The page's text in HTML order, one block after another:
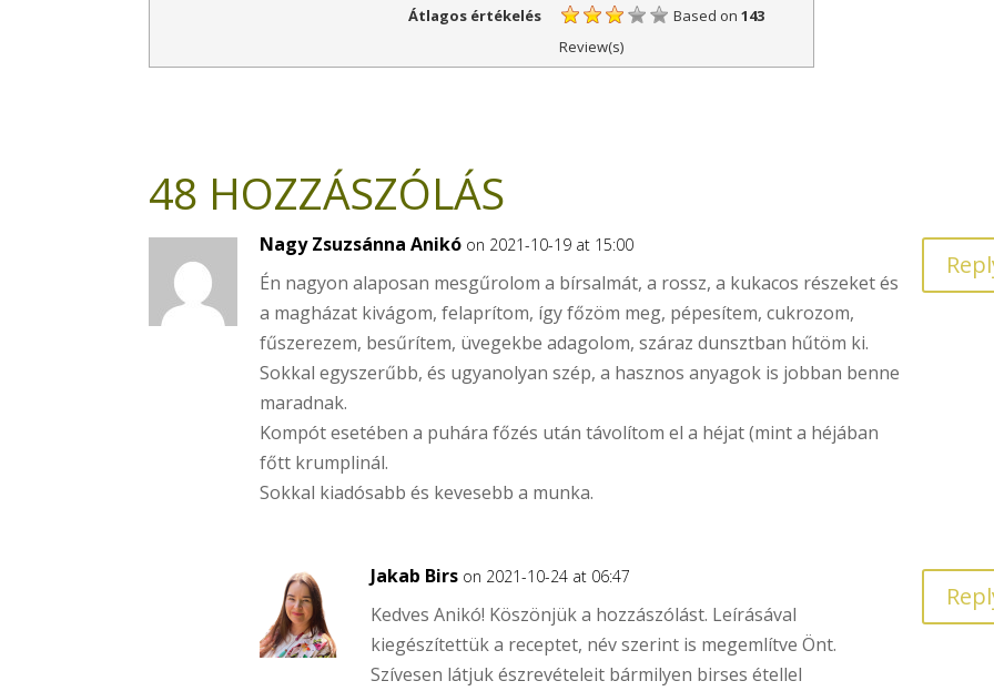
Átlagos értékelés
Based on143
Review(s)
48 HOZZÁSZÓLÁS
Nagy Zsuzsánna Anikó on 2021-10-19 at 15:00
Én nagyon alaposan mesgűrolom a bírsalmát, a rossz, a kukacos részeket és
a magházat kivágom, felaprítom, így főzöm meg, pépesítem, cukrozom,
fűszerezem, besűrítem, üvegekbe adagolom, száraz dunsztban hűtöm ki.
Sokkal egyszerűbb, és ugyanolyan szép, a hasznos anyagok is jobban benne
maradnak.
Kompót esetében a puhára főzés után távolítom el a héjat (mint a héjában
főtt krumplinál.
Sokkal kiadósabb és kevesebb a munka.
Jakab Birs on 2021-10-24 at 06:47
Kedves Anikó! Köszönjük a hozzászólást. Leírásával
kiegészítettük a receptet, név szerint is megemlítve Önt.
Szívesen látjuk észrevételeit bármilyen birses étellel